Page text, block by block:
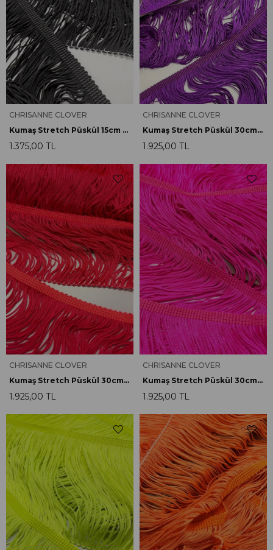
CHRISANNE CLOVER
Kumaş Stretch Püskül 15cm Siyah
1.375,00 TL
CHRISANNE CLOVER
Kumaş Stretch Püskül 30cm F.Fuşya
1.925,00 TL
CHRISANNE CLOVER
Kumaş Stretch Püskül 30cm F.Kırmızı
1.925,00 TL
CHRISANNE CLOVER
Kumaş Stretch Püskül 30cm F.Pembe
1.925,00 TL